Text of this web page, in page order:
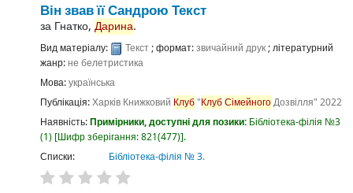
Він звав її Сандрою Текст
за Гнатко, Дарина.
Вид матеріалу: Текст; формат:звичайний друк; літературний
жанр:не белетристика
Мова:українська
Публікація:Харків Книжковий Клуб"КлубСімейногоДозвілля" 2022
Наявність:Примірники, доступні для позики: Бібліотека-філія №3
(1) Шифр зберігання:821(477) .
Списки:
Бібліотека-філія № 3.